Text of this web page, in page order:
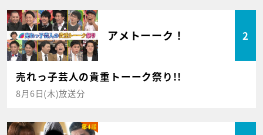
アメトーーク！ 2
売れっ子芸人の貴重トーーク祭り!!
8月6日(木)放送分